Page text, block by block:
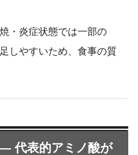
・炎症状態では一部の
しやすいため、食事の質
代表的アミノ酸が